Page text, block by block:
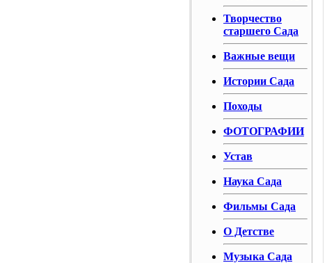
Творчество
старшего Сада
Важные вещи
Истории Сада
Походы
ФОТОГРАФИИ
Устав
Наука Сада
Фильмы Сада
О Детстве
Музыка Сада